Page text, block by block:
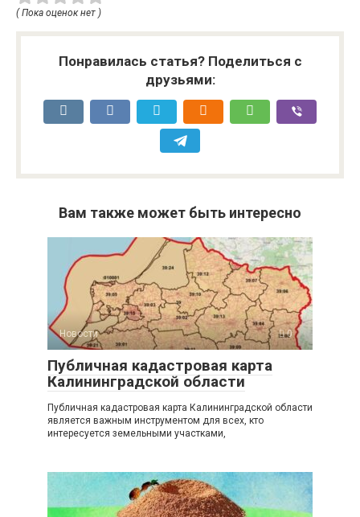
( Пока оценок нет )
Понравилась статья? Поделиться с
друзьями:
Вам также может быть интересно
Новости 0
Публичная кадастровая карта
Калининградской области
Публичная кадастровая карта Калининградской области
является важным инструментом для всех, кто
интересуется земельными участками,